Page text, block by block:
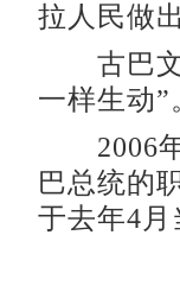
拉人民做
古巴文
一样生动”
2006年
巴总统的
于去年4